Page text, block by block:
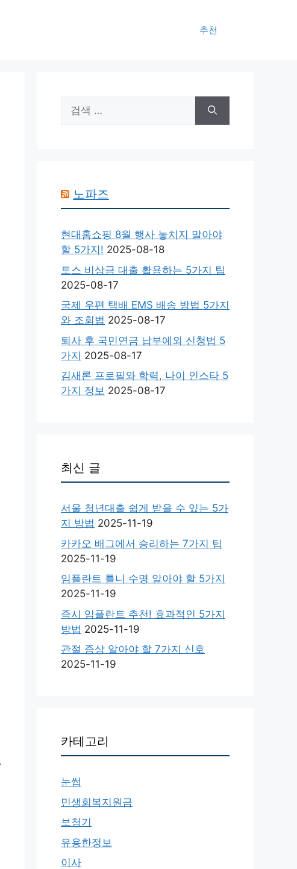
추천
색:
노파즈
현대홈쇼핑 8월 행사 놓치지 말아야
할 5가지! 2025-08-18
토스 비상금 대출 활용하는 5가지 팁
2025-08-17
국제 우편 택배 EMS 배송 방법 5가지
와 조회법 2025-08-17
퇴사 후 국민연금 납부예외 신청법 5
가지 2025-08-17
김새론 프로필와 학력, 나이 인스타 5
가지 정보 2025-08-17
최신 글
서울 청년대출 쉽게 받을 수 있는 5가
지 방법 2025-11-19
카카오 배그에서 승리하는 7가지 팁
2025-11-19
임플란트 틀니 수명 알아야 할 5가지
2025-11-19
즉시 임플란트 추천! 효과적인 5가지
방법 2025-11-19
관절 증상 알아야 할 7가지 신호
2025-11-19
카테고리
눈썹
민생회복지원금
보청기
유용한정보
이사